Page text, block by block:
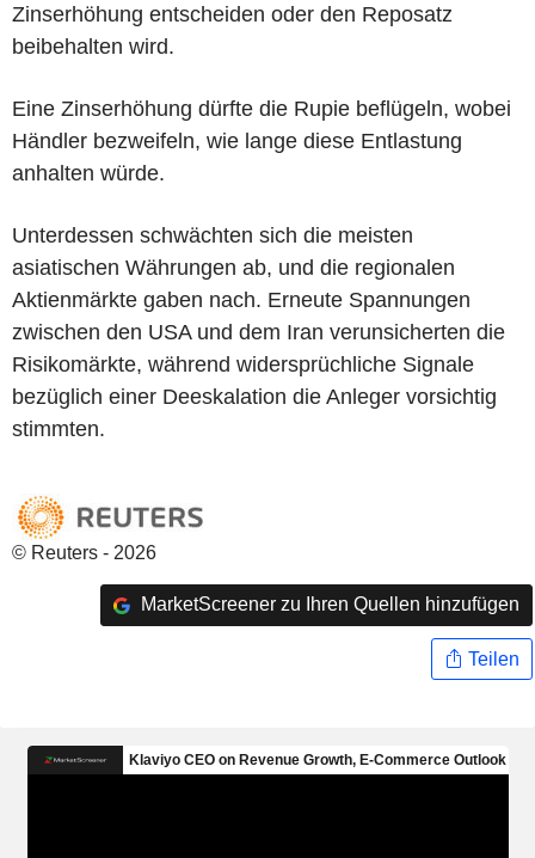
Zinserhöhung entscheiden oder den Reposatz
beibehalten wird.
Eine Zinserhöhung dürfte die Rupie beflügeln, wobei
Händler bezweifeln, wie lange diese Entlastung
anhalten würde.
Unterdessen schwächten sich die meisten
asiatischen Währungen ab, und die regionalen
Aktienmärkte gaben nach. Erneute Spannungen
zwischen den USA und dem Iran verunsicherten die
Risikomärkte, während widersprüchliche Signale
bezüglich einer Deeskalation die Anleger vorsichtig
stimmten.
© Reuters - 2026
MarketScreener zu Ihren Quellen hinzufügen
Teilen